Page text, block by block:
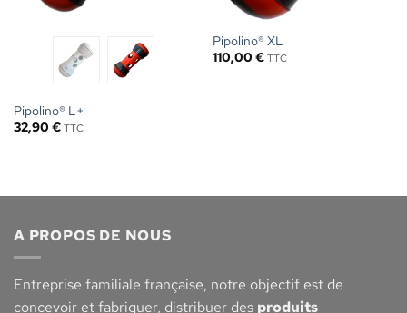
Pipolino® L+
32,90 € TTC
Pipolino® XL
110,00 € TTC
A PROPOS DE NOUS
Entreprise familiale française, notre objectif est de
concevoir et fabriquer, distribuer des produits